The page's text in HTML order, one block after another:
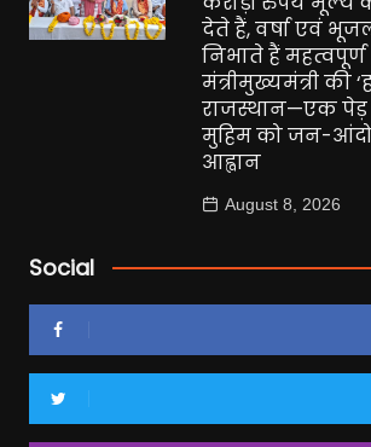
देते हैं, वर्षा एवं
निभाते हैं
मंत्रीमुख्यमंत्री की
राजस्थान—एक
मुहिम को जन-
आह्वान
August 8, 2026
Social